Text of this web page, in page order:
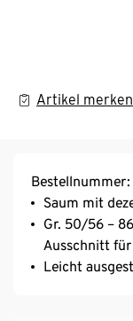
Artikel merken
Bestellnummer:
Saum mit
Gr. 50/56 –
Ausschnitt
Leicht